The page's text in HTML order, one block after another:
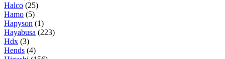
Halco (25)
Hamo (5)
Hapyson (1)
Hayabusa (223)
Hdx (3)
Hends (4)